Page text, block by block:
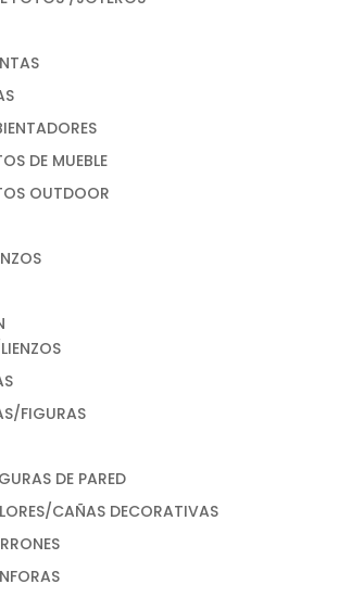
DE MUEBLE
OUTDOOR
FIGURAS
DE PARED
CAÑAS DECORATIVAS